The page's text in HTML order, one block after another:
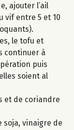
ajouter l’ail
vif entre 5 et 10
le tofu et
continuer à
puis
soient al
et de coriandre
soja, vinaigre de